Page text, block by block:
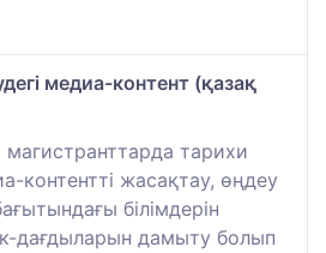
медиа-контент (қазақ
тарихи
контентті жасақтау, өңдеу
білімдерін
дағдыларын дамыту болып